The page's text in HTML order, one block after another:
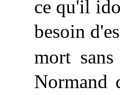
ce qu'il
besoin
mort
Normand